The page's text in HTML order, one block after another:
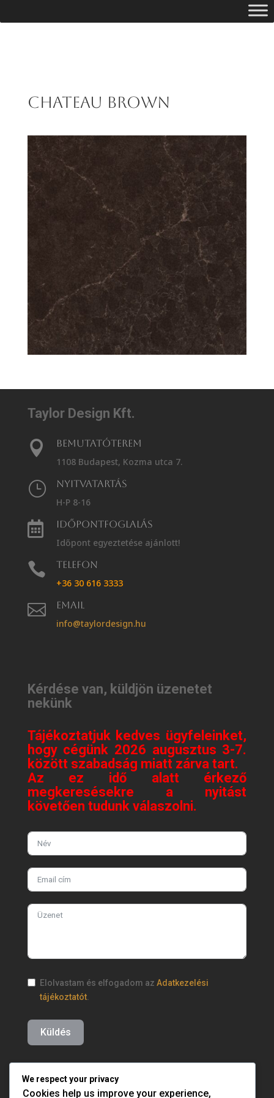
Chateau Brown
Taylor Design Kft.

Bemutatóterem
1108 Budapest, Kozma utca 7.
}
Nyitvatartás
H-P 8-16

Időpontfoglalás
Időpont egyeztetése ajánlott!

Telefon
+36 30 616 3333

Email
info@taylordesign.hu
Kérdése van, küldjön üzenetet
nekünk
Tájékoztatjuk kedves ügyfeleinket,
hogy cégünk 2026 augusztus 3-7.
között szabadság miatt zárva tart.
Az ez idő alatt érkező
megkeresésekre a nyitást
követően tudunk válaszolni.
Elolvastam és elfogadom az Adatkezelési
tájékoztatót.
Küldés
We respect your privacy
Cookies help us improve your experience,